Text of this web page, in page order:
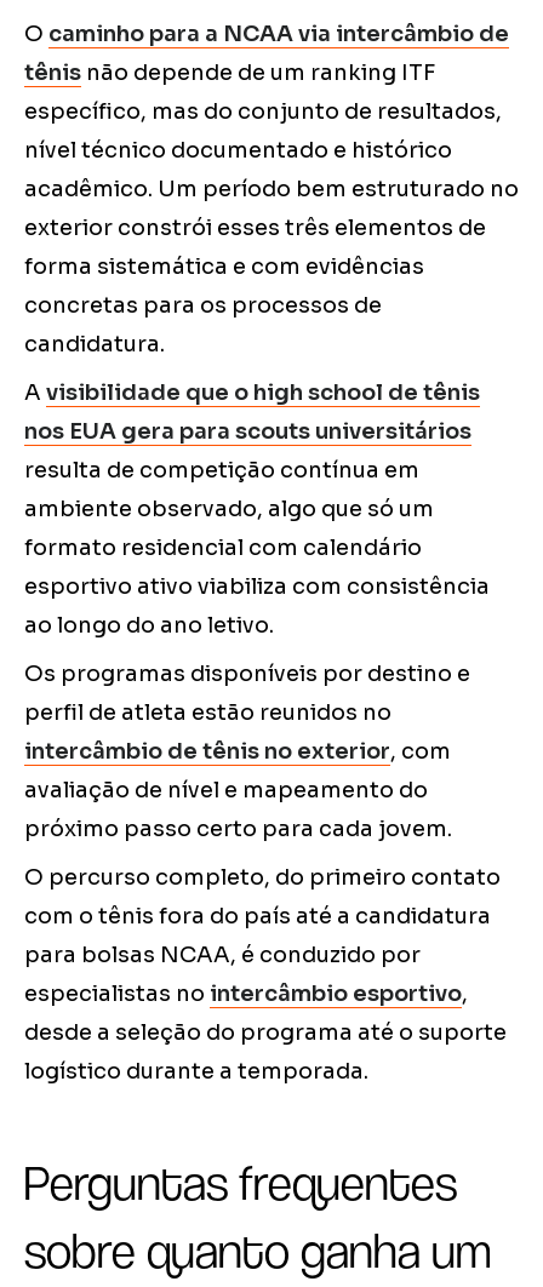
O caminho para a NCAA via intercâmbio de
tênis não depende de um ranking ITF
específico, mas do conjunto de resultados,
nível técnico documentado e histórico
acadêmico. Um período bem estruturado no
exterior constrói esses três elementos de
forma sistemática e com evidências
concretas para os processos de
candidatura.
A visibilidade que o high school de tênis
nos EUA gera para scouts universitários
resulta de competição contínua em
ambiente observado, algo que só um
formato residencial com calendário
esportivo ativo viabiliza com consistência
ao longo do ano letivo.
Os programas disponíveis por destino e
perfil de atleta estão reunidos no
intercâmbio de tênis no exterior, com
avaliação de nível e mapeamento do
próximo passo certo para cada jovem.
O percurso completo, do primeiro contato
com o tênis fora do país até a candidatura
para bolsas NCAA, é conduzido por
especialistas no intercâmbio esportivo,
desde a seleção do programa até o suporte
logístico durante a temporada.
Perguntas frequentes
sobre quanto ganha um